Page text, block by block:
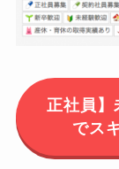
正社員】
でス